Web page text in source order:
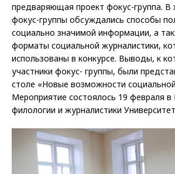
предваряющая проект фокус-группа. В
фокус-группы обсуждались способы
социально значимой информации, а
форматы социальной журналистики,
использованы в конкурсе. Выводы, к
участники фокус- группы, были
столе «Новые возможности
Мероприятие состоялось 19 февраля в
филологии и журналистики